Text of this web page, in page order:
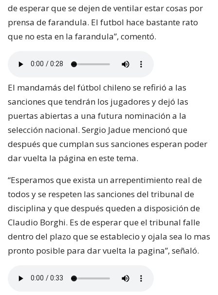
de esperar que se dejen de ventilar estar cosas por
prensa de farandula. El futbol hace bastante rato
que no esta en la farandula”, comentó.
El mandamás del fútbol chileno se refirió a las
sanciones que tendrán los jugadores y dejó las
puertas abiertas a una futura nominación a la
selección nacional. Sergio Jadue mencionó que
después que cumplan sus sanciones esperan poder
dar vuelta la página en este tema.
“Esperamos que exista un arrepentimiento real de
todos y se respeten las sanciones del tribunal de
disciplina y que después queden a disposición de
Claudio Borghi. Es de esperar que el tribunal falle
dentro del plazo que se establecio y ojala sea lo mas
pronto posible para dar vuelta la pagina”, señaló.